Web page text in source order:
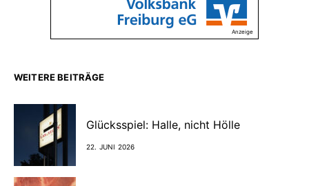
Anzeige
WEITERE BEITRÄGE
Glücksspiel: Halle, nicht Hölle
22. JUNI 2026